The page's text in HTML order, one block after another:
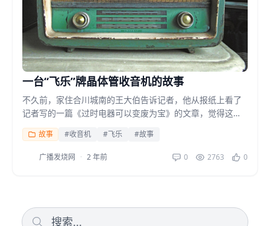
一台“飞乐”牌晶体管收音机的故事
不久前，家住合川城南的王大伯告诉记者，他从报纸上看了
记者写的一篇《过时电器可以变废为宝》的文章，觉得这篇
文章非常有意思，也唤起了他对过去的回忆，在他家里，也
有一...故事 #收音机 #飞乐 #故事
广播发烧网 · 2 年前 0 2763 0